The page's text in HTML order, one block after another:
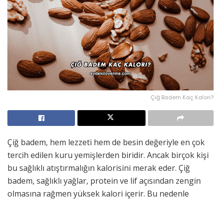
Çiğ Badem Kaç Kalori?
Çiğ badem, hem lezzeti hem de besin değeriyle en çok
tercih edilen kuru yemişlerden biridir. Ancak birçok kişi
bu sağlıklı atıştırmalığın kalorisini merak eder. Çiğ
badem, sağlıklı yağlar, protein ve lif açısından zengin
olmasına rağmen yüksek kalori içerir. Bu nedenle